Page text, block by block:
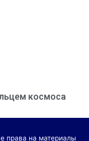
космоса
права на материалы